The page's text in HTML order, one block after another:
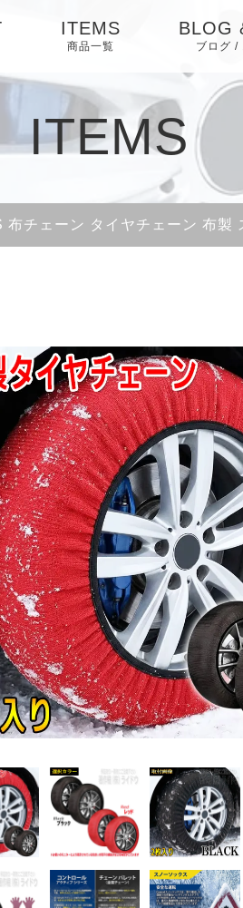
ITEMS
商品一覧
BLOG
ブログ /
お知らせ
ピック
ITEMS
布チェーン タイヤチェーン 布製